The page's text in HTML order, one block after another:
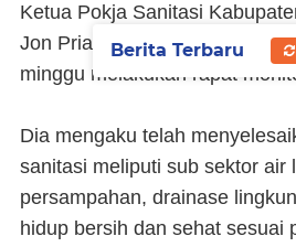
Ketua Pokja Sanitasi
Jon Priadi mengatakan
minggu melakukan rapat
Dia mengaku telah
sanitasi meliputi sub sektor air
persampahan, drainase
hidup bersih dan sehat sesuai
Berita Terbaru